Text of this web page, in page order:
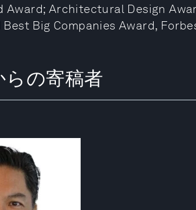
Award; Architectural Design
Big Companies Award,
らの寄稿者